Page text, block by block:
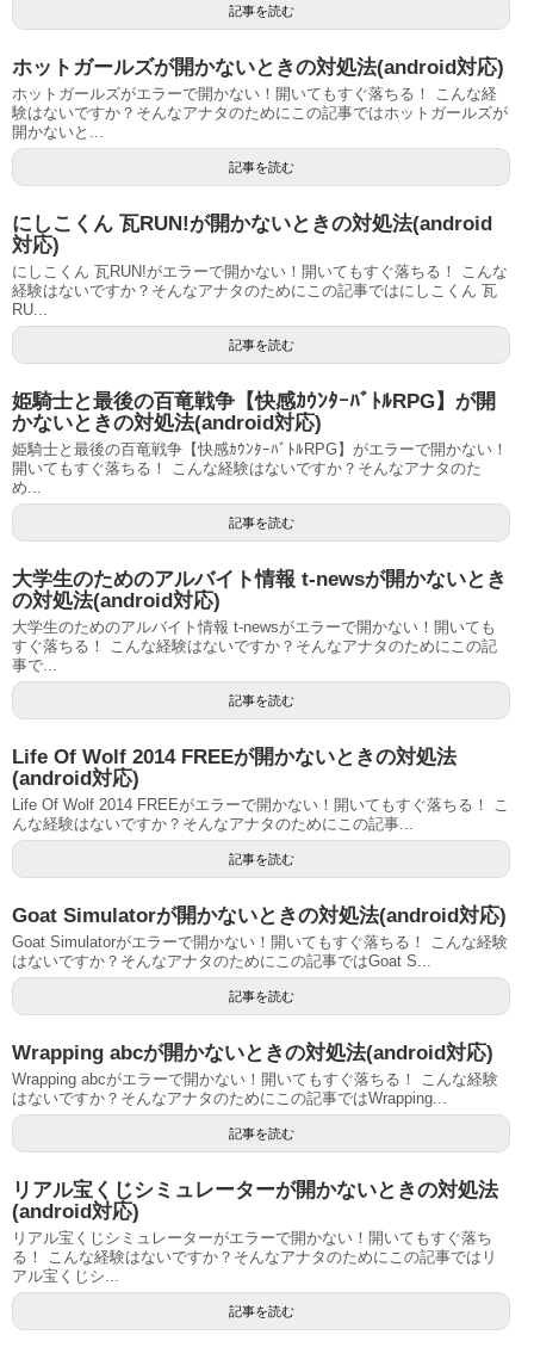
記事を読む
ホットガールズが開かないときの対処法(android対応)
ホットガールズがエラーで開かない！開いてもすぐ落ちる！ こんな経
験はないですか？そんなアナタのためにこの記事ではホットガールズが
開かないと...
記事を読む
にしこくん 瓦RUN!が開かないときの対処法(android
対応)
にしこくん 瓦RUN!がエラーで開かない！開いてもすぐ落ちる！ こんな
経験はないですか？そんなアナタのためにこの記事ではにしこくん 瓦
RU...
記事を読む
姫騎士と最後の百竜戦争【快感ｶｳﾝﾀｰﾊﾞﾄﾙRPG】が開
かないときの対処法(android対応)
姫騎士と最後の百竜戦争【快感ｶｳﾝﾀｰﾊﾞﾄﾙRPG】がエラーで開かない！
開いてもすぐ落ちる！ こんな経験はないですか？そんなアナタのた
め...
記事を読む
大学生のためのアルバイト情報 t-newsが開かないとき
の対処法(android対応)
大学生のためのアルバイト情報 t-newsがエラーで開かない！開いても
すぐ落ちる！ こんな経験はないですか？そんなアナタのためにこの記
事で...
記事を読む
Life Of Wolf 2014 FREEが開かないときの対処法
(android対応)
Life Of Wolf 2014 FREEがエラーで開かない！開いてもすぐ落ちる！ こ
んな経験はないですか？そんなアナタのためにこの記事...
記事を読む
Goat Simulatorが開かないときの対処法(android対応)
Goat Simulatorがエラーで開かない！開いてもすぐ落ちる！ こんな経験
はないですか？そんなアナタのためにこの記事ではGoat S...
記事を読む
Wrapping abcが開かないときの対処法(android対応)
Wrapping abcがエラーで開かない！開いてもすぐ落ちる！ こんな経験
はないですか？そんなアナタのためにこの記事ではWrapping...
記事を読む
リアル宝くじシミュレーターが開かないときの対処法
(android対応)
リアル宝くじシミュレーターがエラーで開かない！開いてもすぐ落ち
る！ こんな経験はないですか？そんなアナタのためにこの記事ではリ
アル宝くじシ...
記事を読む